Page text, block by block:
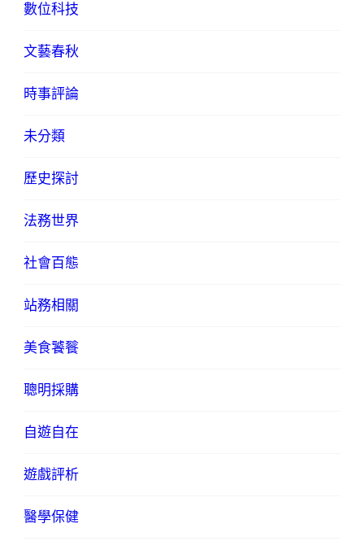
數位科技
文藝春秋
時事評論
未分類
歷史探討
法務世界
社會百態
站務相關
美食饕餮
聰明採購
自遊自在
遊戲評析
醫學保健